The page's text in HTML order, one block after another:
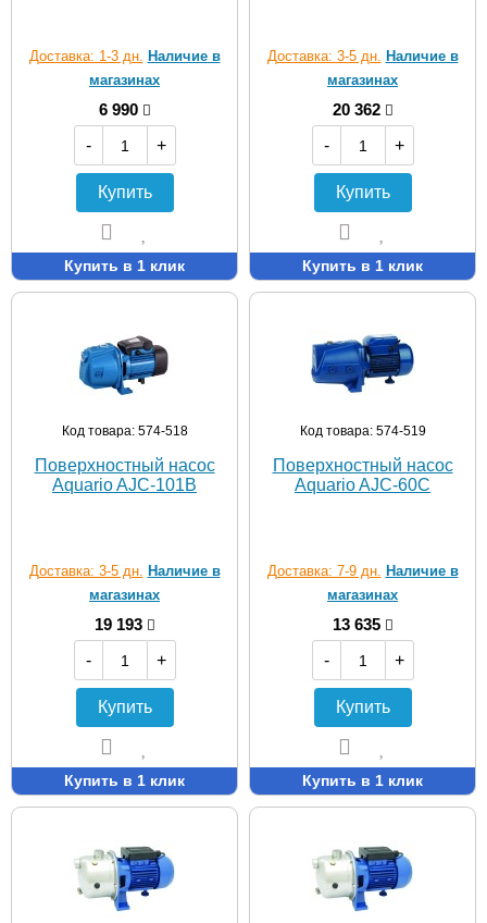
Доставка: 1-3 дн. Наличие в
магазинах
6 990
-
+
Купить
Купить в 1 клик
Доставка: 3-5 дн. Наличие в
магазинах
20 362
-
+
Купить
Купить в 1 клик
Код товара: 574-518
Поверхностный насос
Aquario AJC-101B
Доставка: 3-5 дн. Наличие в
магазинах
19 193
-
+
Купить
Купить в 1 клик
Код товара: 574-519
Поверхностный насос
Aquario AJC-60C
Доставка: 7-9 дн. Наличие в
магазинах
13 635
-
+
Купить
Купить в 1 клик